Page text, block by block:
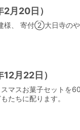
月20日）
様、 寄付②大日寺の
月22日）
マスお菓子セットを
たちに配ります。